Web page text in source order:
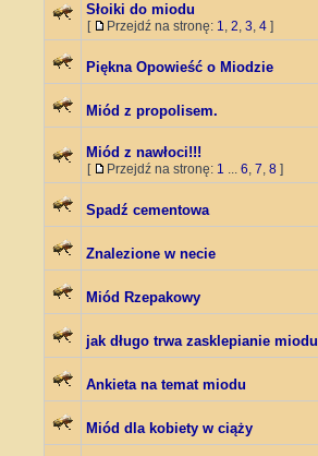
Słoiki do miodu
[ Przejdź na stronę: 1, 2, 3, 4 ]
Piękna Opowieść o Miodzie
Miód z propolisem.
Miód z nawłoci!!!
[ Przejdź na stronę: 1 ... 6, 7, 8 ]
Spadź cementowa
Znalezione w necie
Miód Rzepakowy
jak długo trwa zasklepianie miodu
Ankieta na temat miodu
Miód dla kobiety w ciąży